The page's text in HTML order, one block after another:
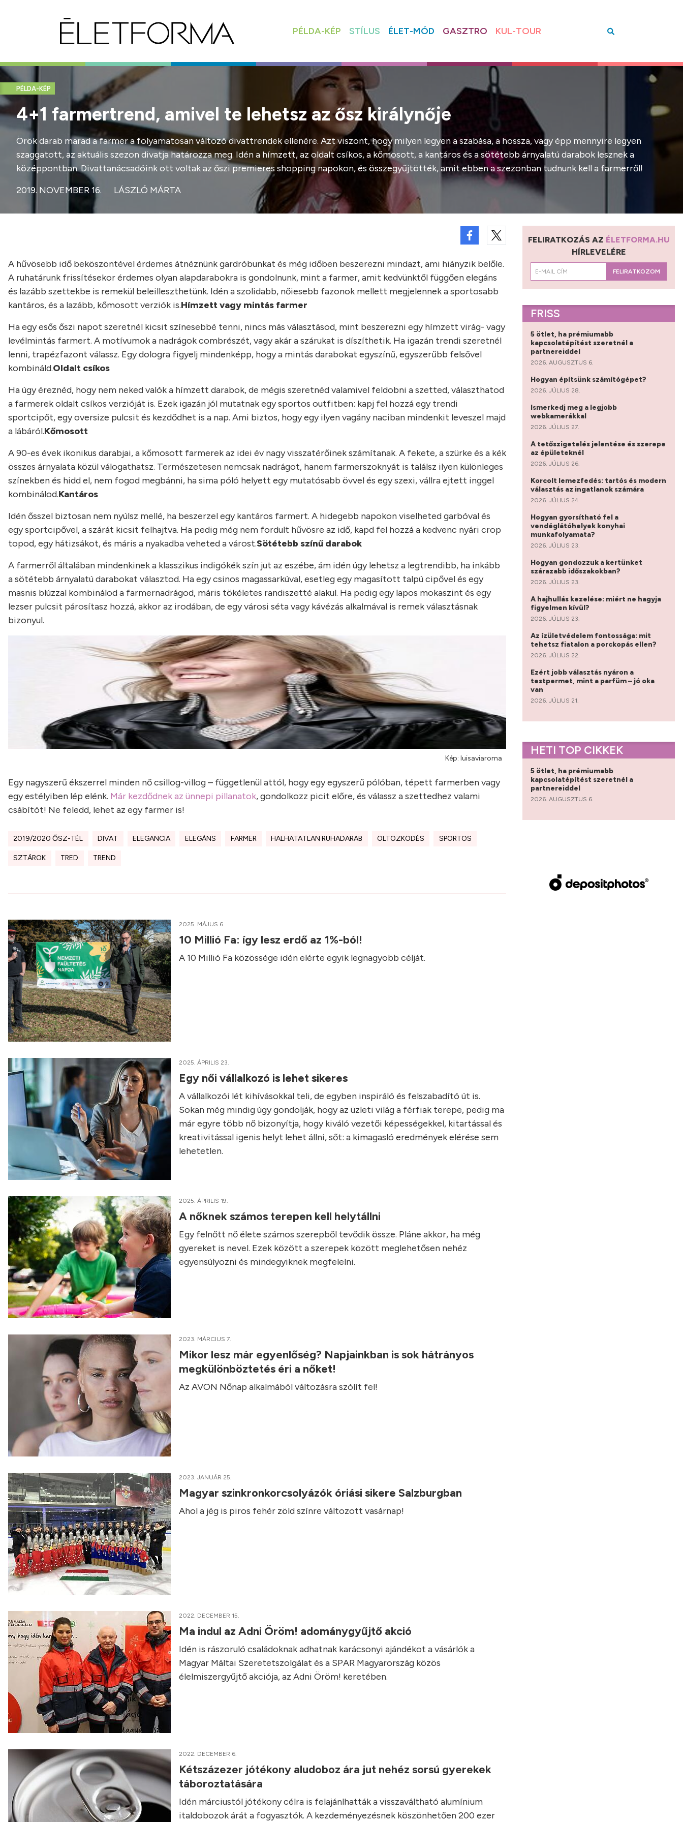
PÉLDA-KÉP STÍLUS ÉLET-MÓD GASZTRO KUL-TOUR
PÉLDA-KÉP
4+1 farmertrend, amivel te lehetsz az ősz királynője
Örök darab marad a farmer a folyamatosan változó divattrendek ellenére. Azt viszont, hogy milyen legyen a szabása, a hossza, vagy épp mennyire legyen
szaggatott, az aktuális szezon divatja határozza meg. Idén a hímzett, az oldalt csíkos, a kőmosott, a kantáros és a sötétebb árnyalatú darabok lesznek a
középpontban. Divattanácsadóink ott voltak az őszi premieres shopping napokon, és összegyűjtötték, amit ebben a szezonban tudnunk kell a farmerről!
2019. NOVEMBER 16.
LÁSZLÓ MÁRTA
A hűvösebb idő beköszöntével érdemes átnéznünk gardróbunkat és még időben beszerezni mindazt, ami hiányzik belőle.
A ruhatárunk frissítésekor érdemes olyan alapdarabokra is gondolnunk, mint a farmer, amit kedvünktől függően elegáns
és lazább szettekbe is remekül beleilleszthetünk. Idén a szolidabb, nőiesebb fazonok mellett megjelennek a sportosabb
kantáros, és a lazább, kőmosott verziók is.Hímzett vagy mintás farmer
Ha egy esős őszi napot szeretnél kicsit színesebbé tenni, nincs más választásod, mint beszerezni egy hímzett virág- vagy
levélmintás farmert. A motívumok a nadrágok combrészét, vagy akár a szárukat is díszíthetik. Ha igazán trendi szeretnél
lenni, trapézfazont válassz. Egy dologra figyelj mindenképp, hogy a mintás darabokat egyszínű, egyszerűbb felsővel
kombináld.Oldalt csíkos
Ha úgy éreznéd, hogy nem neked valók a hímzett darabok, de mégis szeretnéd valamivel feldobni a szetted, választhatod
a farmerek oldalt csíkos verzióját is. Ezek igazán jól mutatnak egy sportos outfitben: kapj fel hozzá egy trendi
sportcipőt, egy oversize pulcsit és kezdődhet is a nap. Ami biztos, hogy egy ilyen vagány naciban mindenkit leveszel majd
a lábáról.Kőmosott
A 90-es évek ikonikus darabjai, a kőmosott farmerek az idei év nagy visszatérőinek számítanak. A fekete, a szürke és a kék
összes árnyalata közül válogathatsz. Természetesen nemcsak nadrágot, hanem farmerszoknyát is találsz ilyen különleges
színekben és hidd el, nem fogod megbánni, ha sima póló helyett egy mutatósabb övvel és egy szexi, vállra ejtett inggel
kombinálod.Kantáros
Idén ősszel biztosan nem nyúlsz mellé, ha beszerzel egy kantáros farmert. A hidegebb napokon viselheted garbóval és
egy sportcipővel, a szárát kicsit felhajtva. Ha pedig még nem fordult hűvösre az idő, kapd fel hozzá a kedvenc nyári crop
topod, egy hátizsákot, és máris a nyakadba veheted a várost.Sötétebb színű darabok
A farmerről általában mindenkinek a klasszikus indigókék szín jut az eszébe, ám idén úgy lehetsz a legtrendibb, ha inkább
a sötétebb árnyalatú darabokat választod. Ha egy csinos magassarkúval, esetleg egy magasított talpú cipővel és egy
masnis blúzzal kombinálod a farmernadrágod, máris tökéletes randiszetté alakul. Ha pedig egy lapos mokaszint és egy
lezser pulcsit párosítasz hozzá, akkor az irodában, de egy városi séta vagy kávézás alkalmával is remek választásnak
bizonyul.
Kép: luisaviaroma
Egy nagyszerű ékszerrel minden nő csillog-villog – függetlenül attól, hogy egy egyszerű pólóban, tépett farmerben vagy
egy estélyiben lép elénk. Már kezdődnek az ünnepi pillanatok, gondolkozz picit előre, és válassz a szettedhez valami
csábítót! Ne feledd, lehet az egy farmer is!
2019/2020 ŐSZ-TÉL DIVAT ELEGANCIA ELEGÁNS FARMER HALHATATLAN RUHADARAB ÖLTÖZKÖDÉS SPORTOS
SZTÁROK TRED TREND
2025. MÁJUS 6.
10 Millió Fa: így lesz erdő az 1%-ból!
A 10 Millió Fa közössége idén elérte egyik legnagyobb célját.
2025. ÁPRILIS 23.
Egy női vállalkozó is lehet sikeres
A vállalkozói lét kihívásokkal teli, de egyben inspiráló és felszabadító út is.
Sokan még mindig úgy gondolják, hogy az üzleti világ a férfiak terepe, pedig ma
már egyre több nő bizonyítja, hogy kiváló vezetői képességekkel, kitartással és
kreativitással igenis helyt lehet állni, sőt: a kimagasló eredmények elérése sem
lehetetlen.
2025. ÁPRILIS 19.
A nőknek számos terepen kell helytállni
Egy felnőtt nő élete számos szerepből tevődik össze. Pláne akkor, ha még
gyereket is nevel. Ezek között a szerepek között meglehetősen nehéz
egyensúlyozni és mindegyiknek megfelelni.
2023. MÁRCIUS 7.
Mikor lesz már egyenlőség? Napjainkban is sok hátrányos
megkülönböztetés éri a nőket!
Az AVON Nőnap alkalmából változásra szólít fel!
2023. JANUÁR 25.
Magyar szinkronkorcsolyázók óriási sikere Salzburgban
Ahol a jég is piros fehér zöld színre változott vasárnap!
2022. DECEMBER 15.
Ma indul az Adni Öröm! adománygyűjtő akció
Idén is rászoruló családoknak adhatnak karácsonyi ajándékot a vásárlók a
Magyar Máltai Szeretetszolgálat és a SPAR Magyarország közös
élelmiszergyűjtő akciója, az Adni Öröm! keretében.
2022. DECEMBER 6.
Kétszázezer jótékony aludoboz ára jut nehéz sorsú gyerekek
táboroztatására
Idén márciustól jótékony célra is felajánlhatták a visszaváltható alumínium
italdobozok árát a fogyasztók. A kezdeményezésnek köszönhetően 200 ezer
FELIRATKOZÁS AZ ÉLETFORMA.HU
HÍRLEVELÉRE
FELIRATKOZOM
FRISS
5 ötlet, ha prémiumabb
kapcsolatépítést szeretnél a
partnereiddel
2026. AUGUSZTUS 6.
Hogyan építsünk számítógépet?
2026. JÚLIUS 28.
Ismerkedj meg a legjobb
webkamerákkal
2026. JÚLIUS 27.
A tetőszigetelés jelentése és szerepe
az épületeknél
2026. JÚLIUS 26.
Korcolt lemezfedés: tartós és modern
választás az ingatlanok számára
2026. JÚLIUS 24.
Hogyan gyorsítható fel a
vendéglátóhelyek konyhai
munkafolyamata?
2026. JÚLIUS 23.
Hogyan gondozzuk a kertünket
szárazabb időszakokban?
2026. JÚLIUS 23.
A hajhullás kezelése: miért ne hagyja
figyelmen kívül?
2026. JÚLIUS 23.
Az ízületvédelem fontossága: mit
tehetsz fiatalon a porckopás ellen?
2026. JÚLIUS 22.
Ezért jobb választás nyáron a
testpermet, mint a parfüm – jó oka
van
2026. JÚLIUS 21.
HETI TOP CIKKEK
5 ötlet, ha prémiumabb
kapcsolatépítést szeretnél a
partnereiddel
2026. AUGUSZTUS 6.